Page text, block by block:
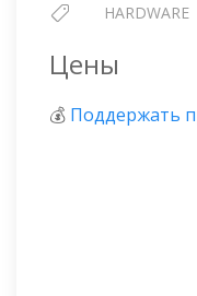
HARDWARE
Цены
💰 Поддержать